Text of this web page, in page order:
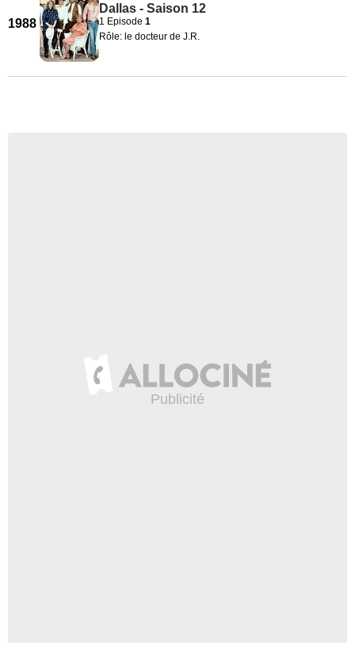
1988
Dallas - Saison 12
1 Episode 1
Rôle: le docteur de J.R.